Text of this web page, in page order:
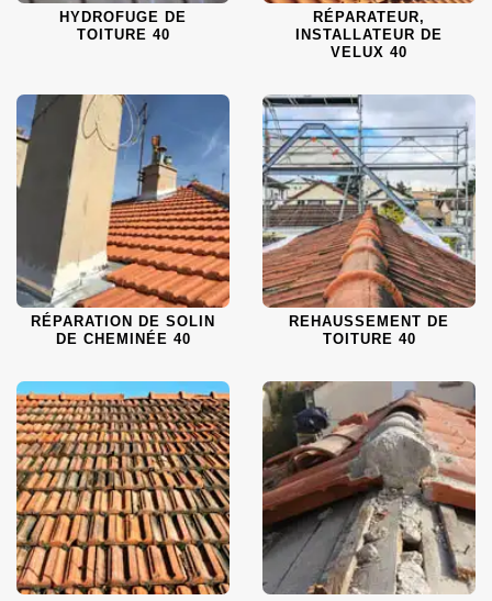
HYDROFUGE DE
TOITURE 40
RÉPARATEUR,
INSTALLATEUR DE
VELUX 40
RÉPARATION DE SOLIN
DE CHEMINÉE 40
REHAUSSEMENT DE
TOITURE 40